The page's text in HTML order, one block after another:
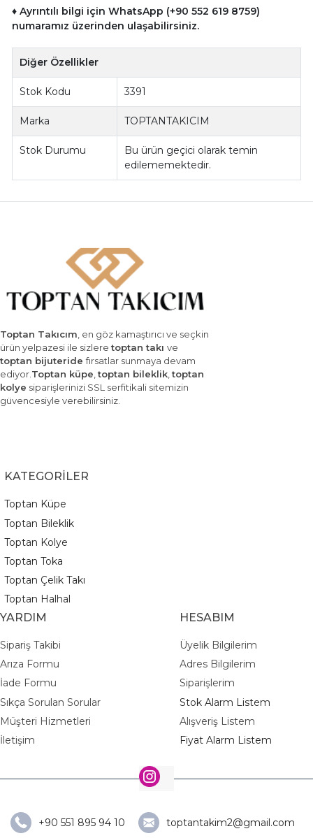
♦ Ayrıntılı bilgi için WhatsApp (+90 552 619 8759)
numaramız üzerinden ulaşabilirsiniz.
Diğer Özellikler
Stok Kodu 3391
Marka TOPTANTAKICIM
Stok Durumu
Bu ürün geçici olarak temin
edilememektedir.
Toptan Takıcım, en göz kamaştırıcı ve seçkin
ürün yelpazesi ile sizleretoptan takı ve
toptan bijuteridefırsatlar sunmaya devam
ediyor.Toptan küpe,toptan bileklik,toptan
kolye siparişlerinizi SSL serfitikali sitemizin
güvencesiyle verebilirsiniz.
KATEGORİLER
Toptan Küpe
Toptan Bileklik
Toptan Kolye
Toptan Toka
Toptan Çelik Takı
Toptan Halhal
YARDIM
Sipariş Takibi
Arıza Formu
İade Formu
Sıkça Sorulan Sorular
Müşteri Hizmetleri
İletişim
HESABIM
Üyelik Bilgilerim
Adres Bilgilerim
Siparişlerim
Stok Alarm Listem
Alışveriş Listem
Fiyat Alarm Listem
+90 551 895 94 10 toptantakim2@gmail.com